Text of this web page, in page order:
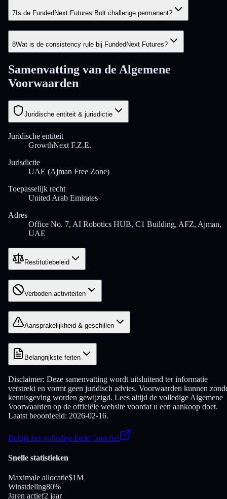
7Is de FundedNext Futures Bolt challenge permanent?
8Wat is de consistency rule bij FundedNext Futures?
Samenvatting van de Algemene
Voorwaarden
Juridische entiteit & jurisdictie
Juridische entiteit
GrowthNext F.Z.E.
Jurisdictie
UAE (Ajman Free Zone)
Toepasselijk recht
United Arab Emirates
Adres
Office No. 7, AI Robotics HUB, C1 Building, AFZ, Ajman,
UAE
Restitutiebeleid
Verboden activiteiten
Aansprakelijkheid & geschillen
Belangrijkste feiten
Disclaimer: Deze samenvatting wordt uitsluitend ter informatie
verstrekt en vormt geen juridisch advies. Voorwaarden kunnen
kennisgeving worden gewijzigd. Lees altijd de volledige Algemene
Voorwaarden op de officiële website voordat u een aankoop doet.
Laatst beoordeeld: 2026-02-16.
Bekijk het volledige bedrijfsprofiel
Snelle statistieken
Maximale allocatie$1M
Winstdeling80%
Jaren actief2 jaar